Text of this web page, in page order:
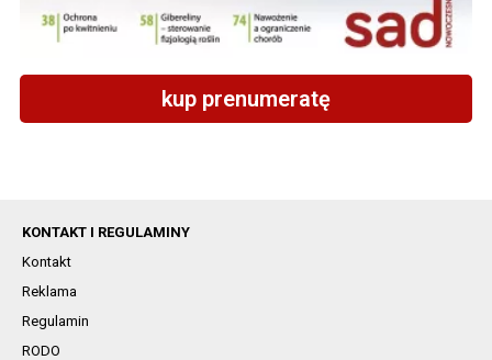
kup prenumeratę
KONTAKT I REGULAMINY
Kontakt
Reklama
Regulamin
RODO